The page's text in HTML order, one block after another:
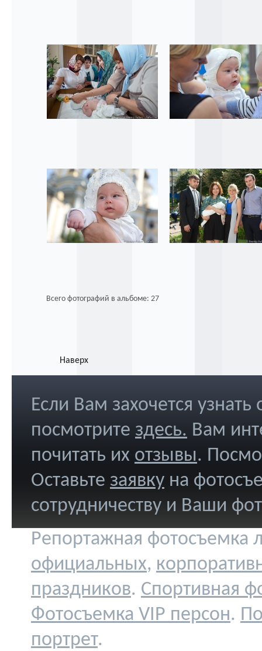
Всего фотографий в альбоме: 27
Наверх
Если Вам захочется
посмотрите здесь. Вам
почитать их отзывы.
Оставьте заявку на
сотрудничеству и Ваши
Репортажная фотосъемка
официальных,
праздников. Спортивная
Фотосъемка VIP персон.
портрет.